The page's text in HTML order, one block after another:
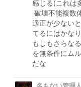
感じる(これは
破壊不能複数
適正が少ない
てるにはかな
もしもさらな
を無条件にム
だな